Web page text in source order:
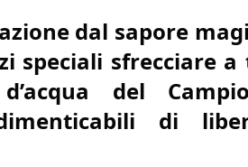
dal sapore
speciali sfrecciare
del
di